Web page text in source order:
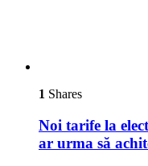
1 Shares
Noi tarife la
ar urma să